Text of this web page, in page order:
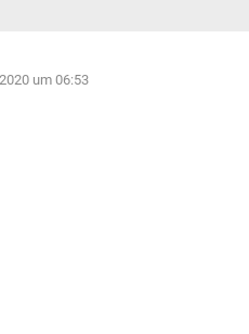
um 06:53